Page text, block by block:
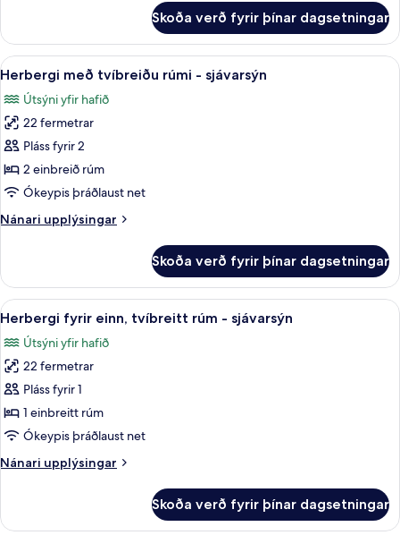
manns
Standard-
herbergi
Skoða verð fyrir þínar dagsetningar
Skoða
allar
myndir
fyrir
Herbergi
með
tvíbreiðu
-
Míníbar, öryggishólf í herbergi,
5
Herbergi með tvíbreiðu rúmi - sjávarsýn
Útsýni yfir hafið
22 fermetrar
Pláss fyrir 2
2 einbreið rúm
Ókeypis þráðlaust net
Nánari upplýsingar
Nánari
með
tvíbreiðu
rúmi
sjávarsýn
Skoða verð fyrir þínar dagsetningar
Skoða
allar
myndir
fyrir
Herbergi
fyrir
einn,
rúm
Míníbar, öryggishólf í herbergi,
5
Herbergi fyrir einn, tvíbreitt rúm - sjávarsýn
Útsýni yfir hafið
22 fermetrar
Pláss fyrir 1
1 einbreitt rúm
Ókeypis þráðlaust net
Nánari upplýsingar
Nánari
fyrir
Skoða verð fyrir þínar dagsetningar